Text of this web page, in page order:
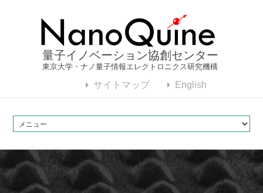
量子イノベーション協創センター
東京大学・ナノ量子情報エレクトロニクス研究機構
サイトマップ English